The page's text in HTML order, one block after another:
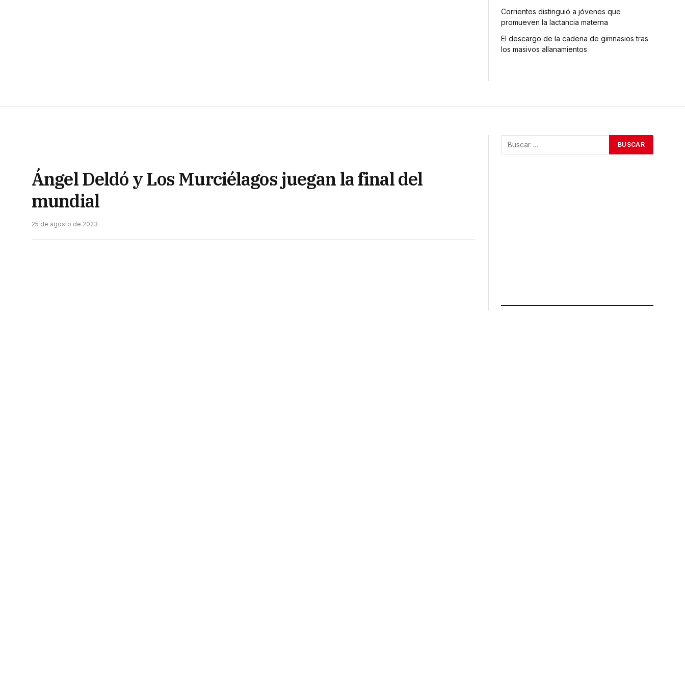
Corrientes distinguió a jóvenes que
promueven la lactancia materna
El descargo de la cadena de gimnasios tras
los masivos allanamientos
Ángel Deldó y Los Murciélagos juegan la final del
mundial
25 de agosto de 2023